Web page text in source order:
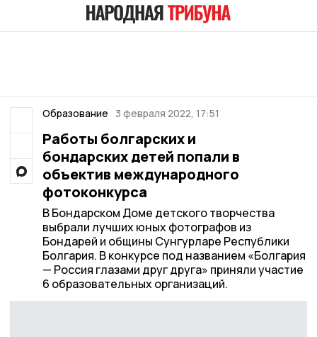
Образование 3 февраля 2022, 17:51
Работы болгарских и
бондарских детей попали в
объектив международного
фотоконкурса
В Бондарском Доме детского творчества
выбрали лучших юных фотографов из
Бондарей и общины Сунгурларе Республики
Болгария. В конкурсе под названием «Болгария
— Россия глазами друг друга» приняли участие
6 образовательных организаций.